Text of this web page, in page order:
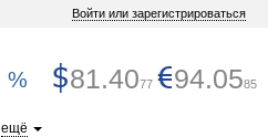
Войти или зарегистрироваться
% 81.4077 94.0585
ещё